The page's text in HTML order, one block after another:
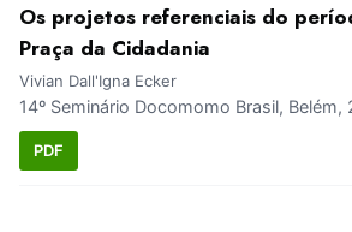
Os projetos referenciais do
Praça da Cidadania
Vivian Dall'Igna Ecker
14º Seminário Docomomo Brasil, Belém,
PDF